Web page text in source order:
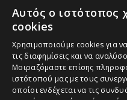
Βόρεια Προάστια
Νέο Ηράκλειο - Μαρούσι
Ζαλοκώστα 18 &
14121, Τηλ:210
Αυτός ο ιστότοπος
cookies
Χρησιμοποιούμε cookies για
τις διαφημίσεις και να
Μοιραζόμαστε επίσης
ιστότοπού μας με τους
οποίοι ενδέχεται να τις